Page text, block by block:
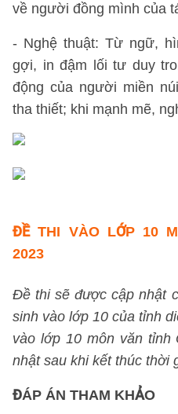
về người đồng mình của
- Nghệ thuật: Từ ngữ,
gợi, in đậm lối tư duy
động của người miền
tha thiết; khi mạnh mẽ,
ĐỀ THI VÀO LỚP 10
2023
Đề thi sẽ được cập nhật
sinh vào lớp 10 của tỉnh
vào lớp 10 môn văn tỉnh
nhật sau khi kết thúc thời
ĐÁP ÁN THAM KHẢO